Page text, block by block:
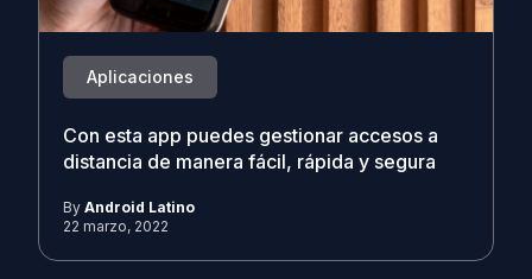
Aplicaciones
Con esta app puedes gestionar accesos a
distancia de manera fácil, rápida y segura
By Android Latino
22 marzo, 2022